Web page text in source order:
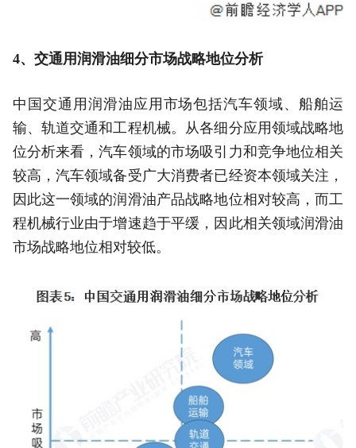
4、交通用润滑油细分市场战略地位分析
中国交通用润滑油应用市场包括汽车领域、船舶运
输、轨道交通和工程机械。从各细分应用领域战略地
位分析来看，汽车领域的市场吸引力和竞争地位相关
较高，汽车领域备受广大消费者已经资本领域关注，
因此这一领域的润滑油产品战略地位相对较高，而工
程机械行业由于增速趋于平缓，因此相关领域润滑油
市场战略地位相对较低。